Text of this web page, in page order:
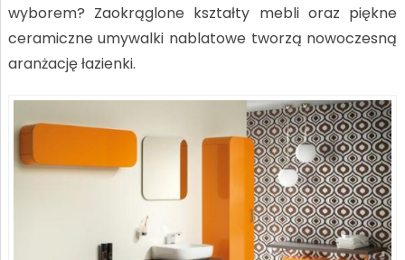
wyborem? Zaokrąglone kształty mebli oraz piękne
ceramiczne umywalki nablatowe tworzą nowoczesną
aranżację łazienki.